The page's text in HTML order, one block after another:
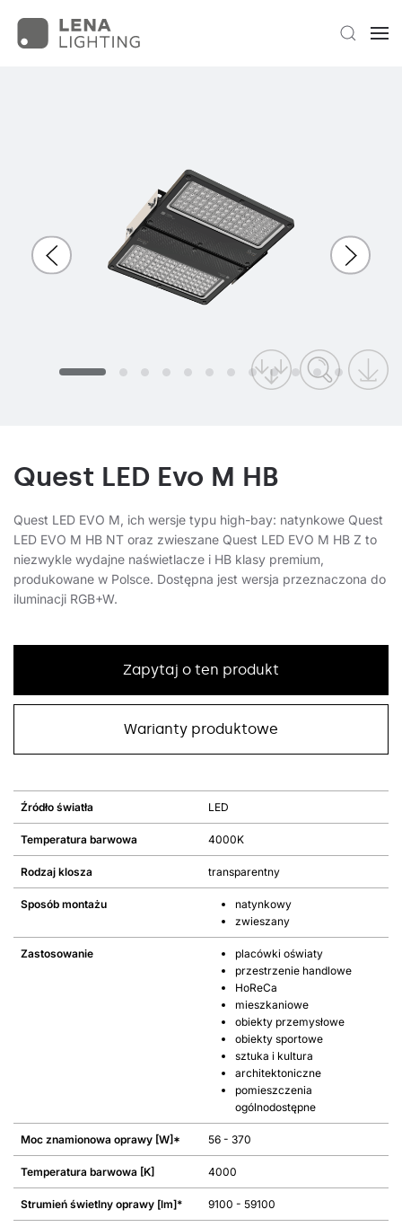
Quest LED Evo M HB
Quest LED EVO M, ich wersje typu high-bay: natynkowe Quest
LED EVO M HB NT oraz zwieszane Quest LED EVO M HB Z to
niezwykle wydajne naświetlacze i HB klasy premium,
produkowane w Polsce. Dostępna jest wersja przeznaczona do
iluminacji RGB+W.
Zapytaj o ten produkt
Warianty produktowe
Źródło światła LED
Temperatura barwowa 4000K
Rodzaj klosza transparentny
Sposób montażu
natynkowy
zwieszany
Zastosowanie
placówki oświaty
przestrzenie handlowe
HoReCa
mieszkaniowe
obiekty przemysłowe
obiekty sportowe
sztuka i kultura
architektoniczne
pomieszczenia
ogólnodostępne
Moc znamionowa oprawy [W]* 56 - 370
Temperatura barwowa [K] 4000
Strumień świetlny oprawy [lm]* 9100 - 59100